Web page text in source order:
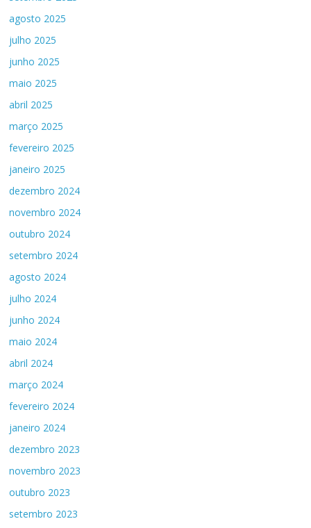
agosto 2025
julho 2025
junho 2025
maio 2025
abril 2025
março 2025
fevereiro 2025
janeiro 2025
dezembro 2024
novembro 2024
outubro 2024
setembro 2024
agosto 2024
julho 2024
junho 2024
maio 2024
abril 2024
março 2024
fevereiro 2024
janeiro 2024
dezembro 2023
novembro 2023
outubro 2023
setembro 2023